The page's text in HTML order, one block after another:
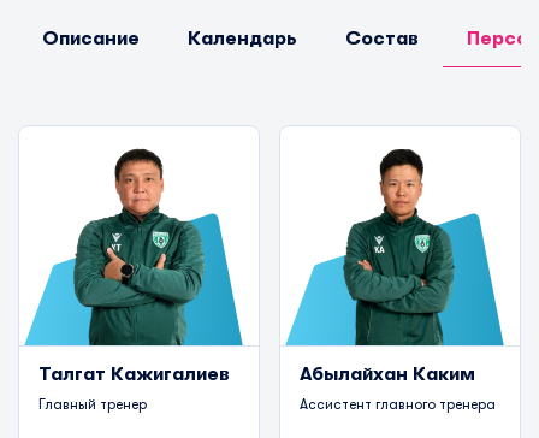
Описание Календарь Состав
Талгат Кажигалиев
Главный тренер
Абылайхан Каким
Ассистент главного тренера